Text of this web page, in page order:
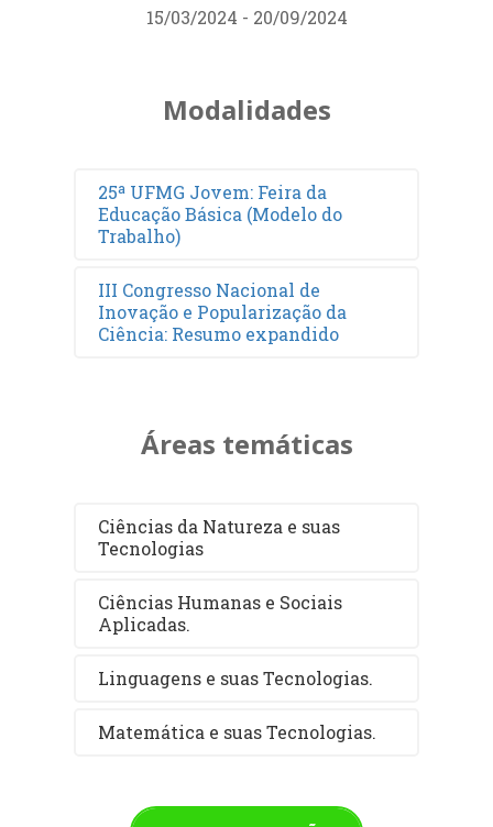
15/03/2024 - 20/09/2024
Modalidades
25ª UFMG Jovem: Feira da
Educação Básica (Modelo do
Trabalho)
III Congresso Nacional de
Inovação e Popularização da
Ciência: Resumo expandido
Áreas temáticas
Ciências da Natureza e suas
Tecnologias
Ciências Humanas e Sociais
Aplicadas.
Linguagens e suas Tecnologias.
Matemática e suas Tecnologias.